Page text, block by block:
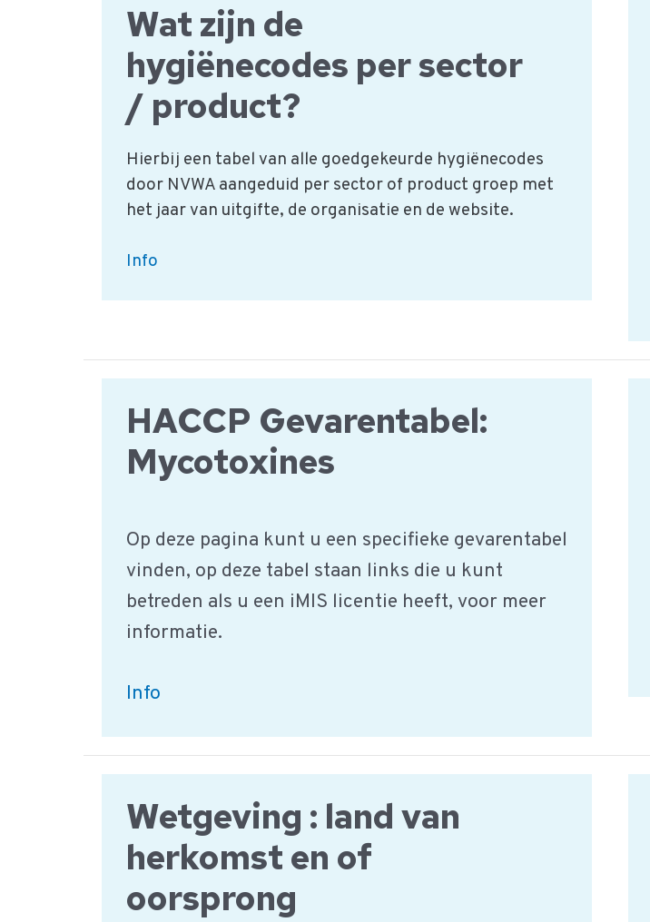
startups
voedselveiligheid
bewaken
Wat zijn de
hygiënecodes per sector
/ product?
Hierbij een tabel van alle goedgekeurde hygiënecodes
door NVWA aangeduid per sector of product groep met
het jaar van uitgifte, de organisatie en de website.
Wat
per
/
product?
Info
HACCP Gevarentabel:
Mycotoxines
Op deze pagina kunt u een specifieke gevarentabel
vinden, op deze tabel staan links die u kunt
betreden als u een iMIS licentie heeft, voor meer
informatie.
HACCP
Mycotoxines
Info
Wetgeving : land van
herkomst en of
oorsprong